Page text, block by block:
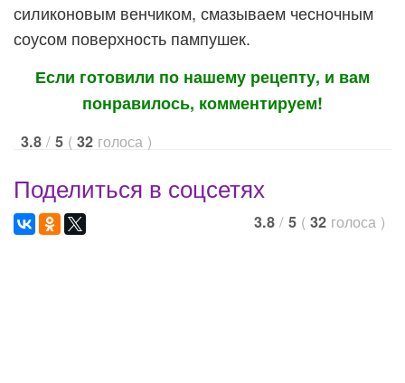
силиконовым венчиком, смазываем чесночным
соусом поверхность пампушек.
Если готовили по нашему рецепту, и вам
понравилось, комментируем!
3.8 / 5 ( 32 голоса )
Поделиться в соцсетях
3.8 / 5 ( 32 голоса )